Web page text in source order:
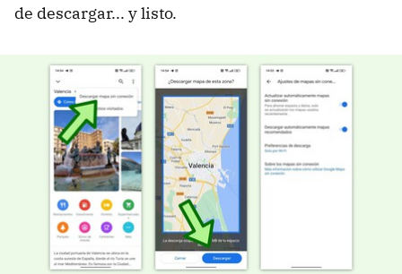
de descargar... y listo.